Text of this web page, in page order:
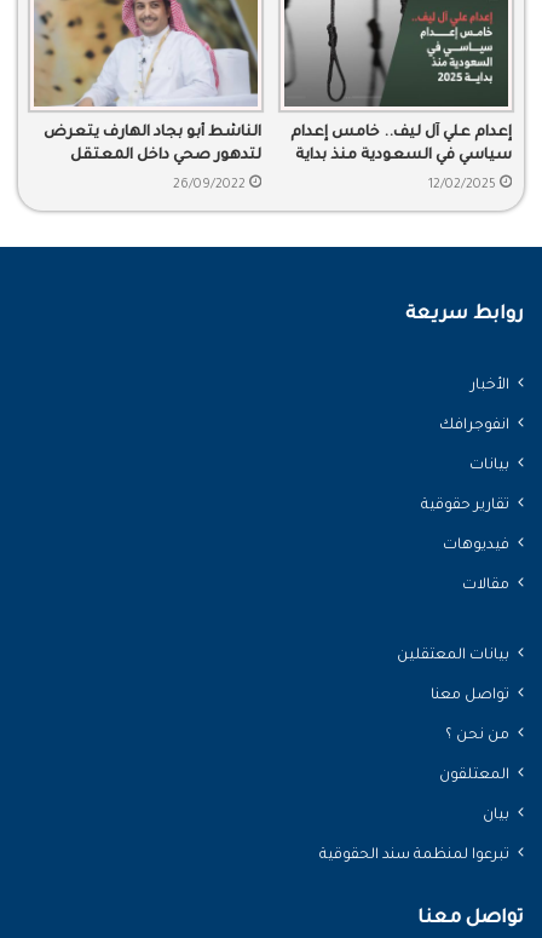
إعدام علي آل ليف.. خامس إعدام
سياسي في السعودية منذ بداية
2025
12/02/2025
الناشط أبو بجاد الهارف يتعرض
لتدهور صحي داخل المعتقل
26/09/2022
روابط سريعة
الأخبار
انفوجرافك
بيانات
تقارير حقوقية
فيديوهات
مقالات
بيانات المعتقلين
تواصل معنا
من نحن ؟
المعتلقون
بيان
تبرعوا لمنظمة سند الحقوقية
تواصل معنا